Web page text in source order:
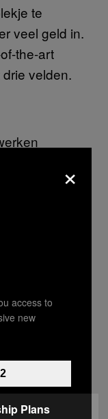
te
veel geld in.
the-art
velden.
van
en werkers.
gehad,
geleden.
geweest
en
×
access to
new
Plans